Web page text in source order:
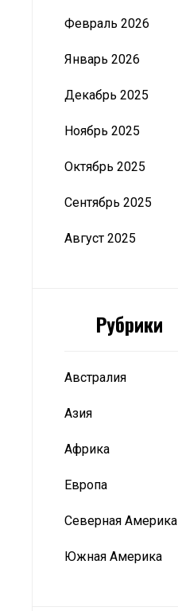
Февраль 2026
Январь 2026
Декабрь 2025
Ноябрь 2025
Октябрь 2025
Сентябрь 2025
Август 2025
Рубрики
Австралия
Азия
Африка
Европа
Северная Америка
Южная Америка